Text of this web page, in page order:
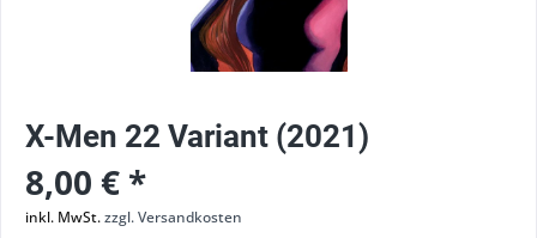
X-Men 22 Variant (2021)
8,00 € *
inkl. MwSt.zzgl. Versandkosten